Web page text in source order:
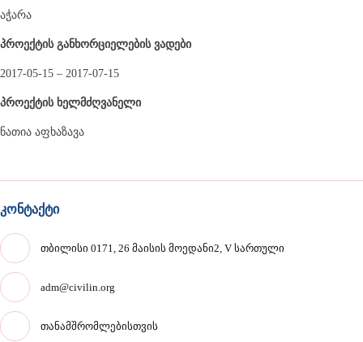
აჭარა
პროექტის განხორციელების ვადები
2017-05-15 – 2017-07-15
პროექტის ხელმძღვანელი
ნათია აფხაზავა
კონტაქტი
თბილისი 0171, 26 მაისის მოედანი2, V სართული
adm@civilin.org
თანამშრომლებისთვის